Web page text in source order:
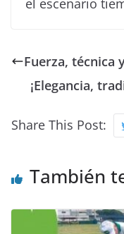
Fuerza, técnica
¡Elegancia,
Share This Post:
También